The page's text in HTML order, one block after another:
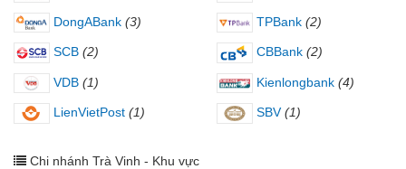
DongABank (3) TPBank (2)
SCB (2) CBBank (2)
VDB (1) Kienlongbank (4)
LienVietPost (1) SBV (1)
Chi nhánh Trà Vinh - Khu vực